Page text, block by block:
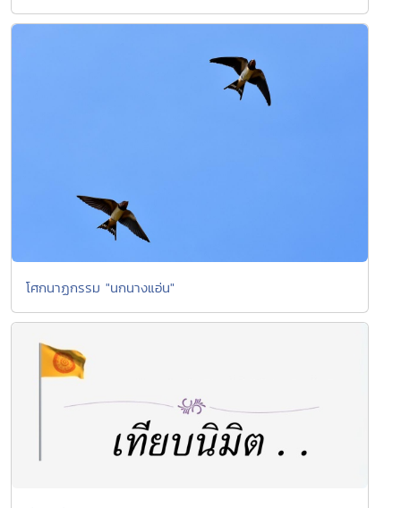
โศกนาฏกรรม "นกนางแอ่น"